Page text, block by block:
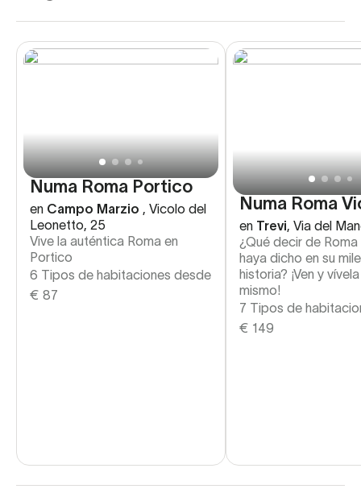
Numa Roma Portico
en Campo Marzio , Vicolo del
Leonetto, 25
Vive la auténtica Roma en
Portico
6 Tipos de habitaciones desde
€ 87
Numa Roma
en Trevi Via del
¿Qué decir de
haya dicho en su
historia? ¡Ven y
mismo!
7 Tipos de
€ 149